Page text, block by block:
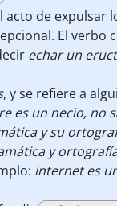
acto de expulsar
El verbo
echar un
, y se refiere a
es un necio, no
y su
y
internet es